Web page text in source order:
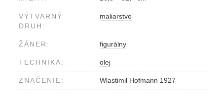
VÝTVARNÝ
DRUH:
maliarstvo
ŽÁNER: figurálny
TECHNIKA: olej
ZNAČENIE: Wlastimil Hofmann 1927